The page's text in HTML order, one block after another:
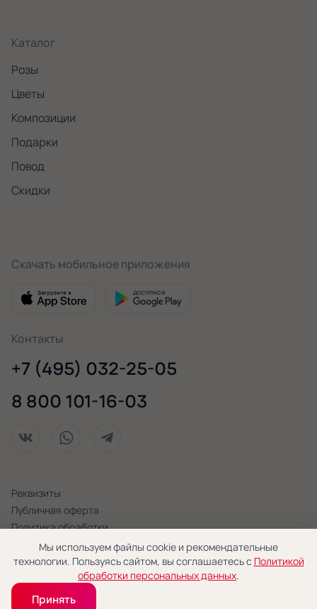
© 2026 «Новая Голландия»
Политика обработки
персональных данных
Публичная оферта
Реквизиты
Каталог
Розы
Цветы
Композиции
Подарки
Повод
Скидки
Скачать мобильное приложения
Контакты
+7 (495) 032-25-05
8 800 101-16-03
Мы используем файлы cookie и рекомендательные
технологии. Пользуясь сайтом, вы соглашаетесь с Политикой
обработки персональных данных.
Принять